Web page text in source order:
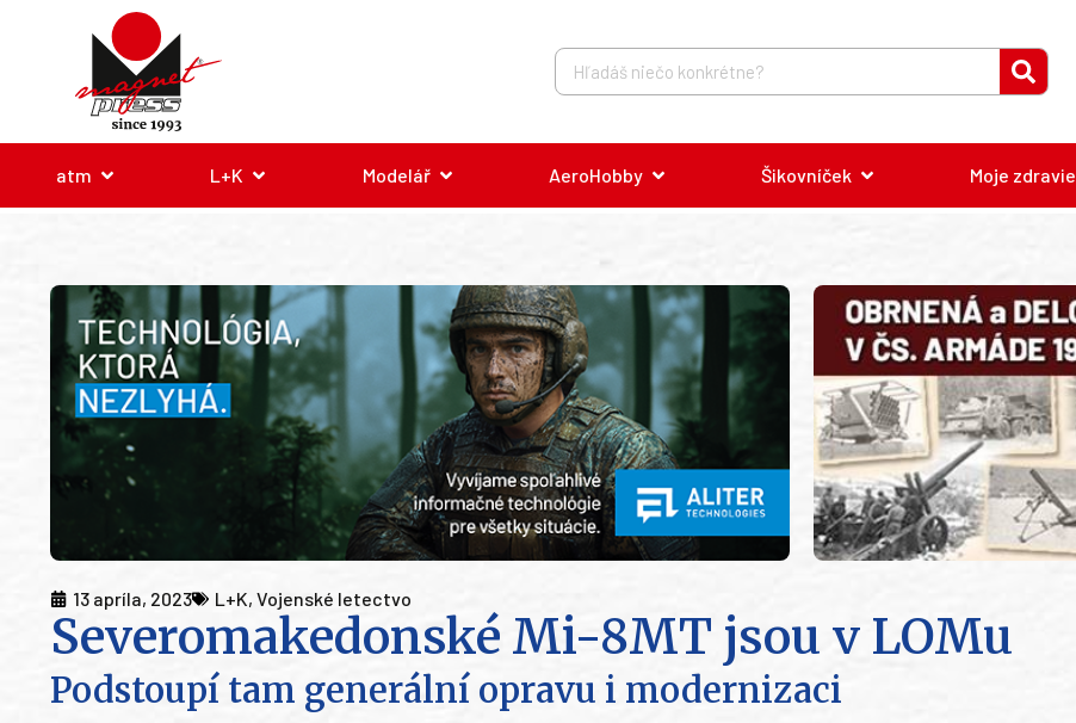
atm L+K Modelář AeroHobby Šikovníček Moje zdravie
13 apríla, 2023 L+K, Vojenské letectvo
Severomakedonské Mi-8MT jsou v LOMu
Podstoupí tam generální opravu i modernizaci